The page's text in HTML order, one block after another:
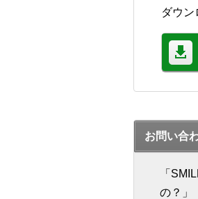
ダウ
お問い合
「
の？」